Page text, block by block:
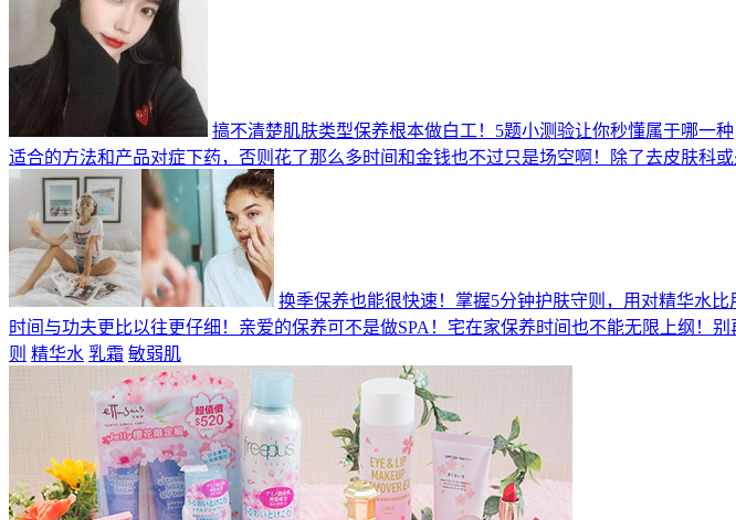
搞不清楚肌肤类型保养根本做白工！5题小测验让你秒懂属于哪一种
适合的方法和产品对症下药，否则花了那么多时间和金钱也不过只是场空啊！除了去皮肤科
换季保养也能很快速！掌握5分钟护肤守则，用对精华水
时间与功夫更比以往更仔细！亲爱的保养可不是做SPA！宅在家保养时间也不能无限上纲！
则 精华水 乳霜 敏弱肌